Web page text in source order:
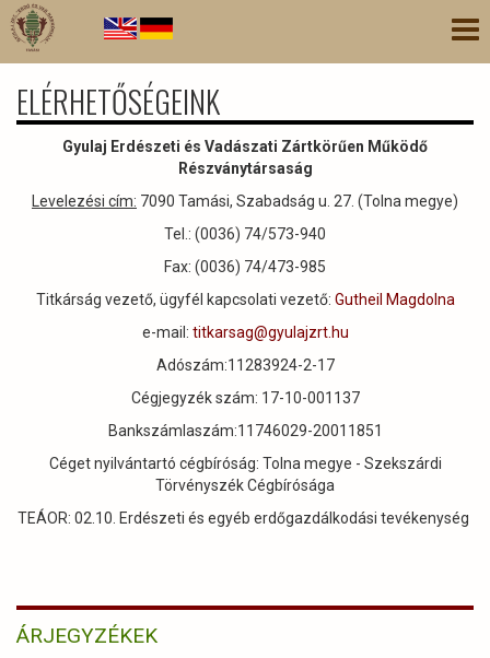
Ugrás
tartalomra
ELÉRHETŐSÉGEINK
Gyulaj Erdészeti és Vadászati Zártkörűen Működő
Részványtársaság
Levelezési cím: 7090 Tamási, Szabadság u. 27. (Tolna megye)
Tel.: (0036) 74/573-940
Fax: (0036) 74/473-985
Titkárság vezető, ügyfél kapcsolati vezető: Gutheil Magdolna
e-mail: titkarsag@gyulajzrt.hu
Adószám:11283924-2-17
Cégjegyzék szám: 17-10-001137
Bankszámlaszám:11746029-20011851
Céget nyilvántartó cégbíróság: Tolna megye - Szekszárdi
Törvényszék Cégbírósága
TEÁOR: 02.10. Erdészeti és egyéb erdőgazdálkodási tevékenység
ÁRJEGYZÉKEK